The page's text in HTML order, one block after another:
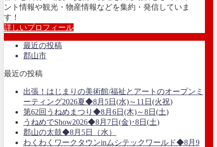
ント情報や観光・物産情報などを集約・発信していま
す！
詳しいプロフィール
最近の投稿
郡山市
最近の投稿
出張！はじまりの美術館/福祉とアートのオープンミ
ーティング2026夏◆8月5日(水)～11日(火祝)
第62回うねめまつり◆8月6日(木)～8日(土)
うねめでShow2026◆8月7日(金)･8日(土)
郡山の太鼓◆8月5日（水）
わくわくワークタウンinムシテックワールド◆8月9